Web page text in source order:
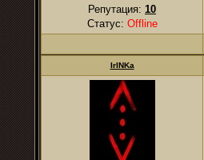
Репутация: 10
Статус: Offline
IrINKa